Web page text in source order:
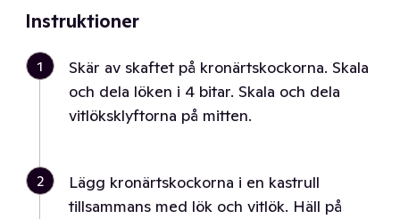
Instruktioner
1
Skär av skaftet på kronärtskockorna. Skala
och dela löken i 4 bitar. Skala och dela
vitlöksklyftorna på mitten.
2
Lägg kronärtskockorna i en kastrull
tillsammans med lök och vitlök. Häll på